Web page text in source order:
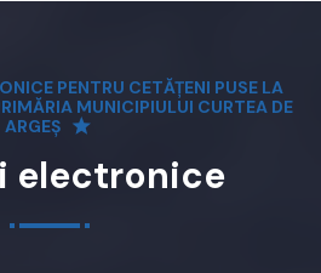
PENTRU CETĂȚENI PUSE LA
MUNICIPIULUI CURTEA DE
ARGEȘ
electronice